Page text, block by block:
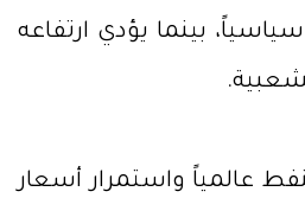
بينما يؤدي ارتفاعه
عالمياً واستمرار أسعار